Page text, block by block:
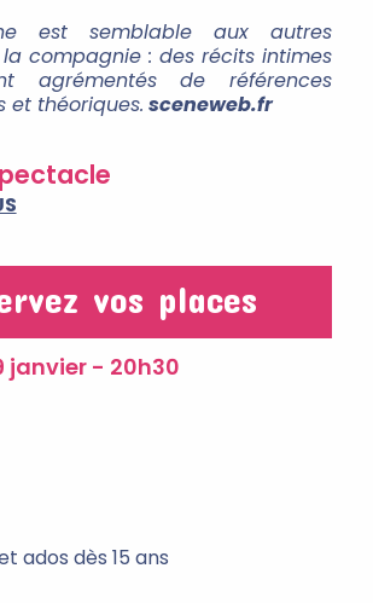
est semblable aux autres
compagnie : des récits intimes
agrémentés de références
et théoriques. sceneweb.fr
vos places
janvier - 20h30
ados dès 15 ans